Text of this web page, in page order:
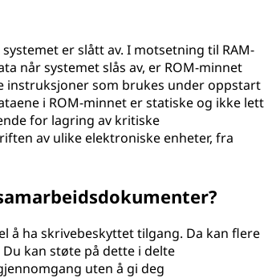
er slått av. I motsetning til RAM-
når systemet slås av, er ROM-minnet
instruksjoner som brukes under oppstart
i ROM-minnet er statiske og ikke lett
for lagring av kritiske
av ulike elektroniske enheter, fra
å ha skrivebeskyttet tilgang. Da kan flere
kan støte på dette i delte
uten å gi deg